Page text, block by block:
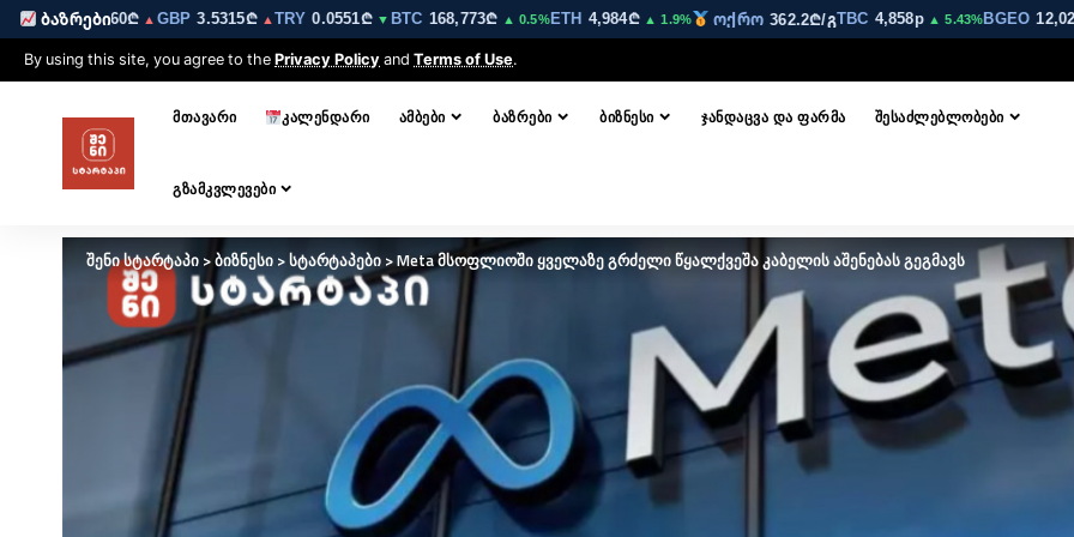
ბაზრები
EUR 3.0260₾▲GBP3.5315₾▲TRY0.0551₾▼BTC 168,773₾▲ 0.5% ETH4,984₾▲ 1.9% ოქრო362.2₾/გTBC4,858p▲ 5.43%BGEO12,020p▲
By using this site, you agree to thePrivacy Policyand Terms of Use.
ᲛᲗᲐᲕᲐᲠᲘ ᲙᲐᲚᲔᲜᲓᲐᲠᲘ ᲐᲛᲑᲔᲑᲘ ᲑᲐᲖᲠᲔᲑᲘ ᲑᲘᲖᲜᲔᲡᲘ ᲯᲐᲜᲓᲐᲪᲕᲐ ᲓᲐ ᲤᲐᲠᲛᲐ ᲨᲔᲡᲐᲫᲚᲔᲑᲚᲝᲑᲔᲑᲘ
ᲒᲖᲐᲛᲙᲕᲚᲔᲕᲔᲑᲘ
შენი სტარტაპი >ბიზნესი >სტარტაპები >Meta მსოფლიოში ყველაზე გრძელი წყალქვეშა კაბელის აშენებას გეგმავს